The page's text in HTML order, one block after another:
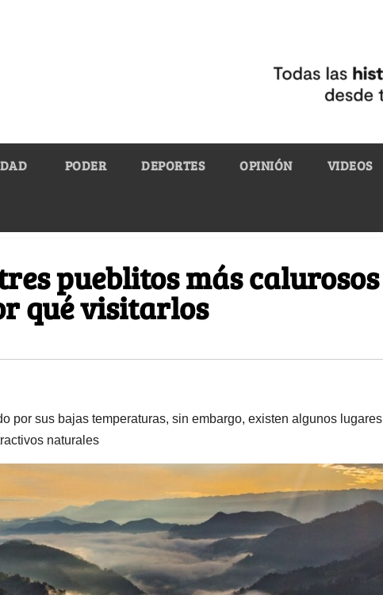
PODER DEPORTES OPINIÓN VIDEOS
pueblitos más calurosos
qué visitarlos
por sus bajas temperaturas, sin embargo, existen algunos lugares
naturales